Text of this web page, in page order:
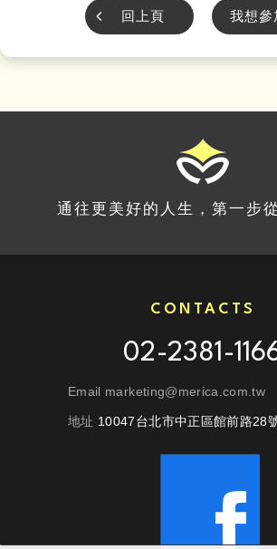
回上頁 我想參
通往更美好的人生，第一步
CONTACTS
02-2381-
Email marketing@merica.com.tw
地址 10047台北市中正區館前路28